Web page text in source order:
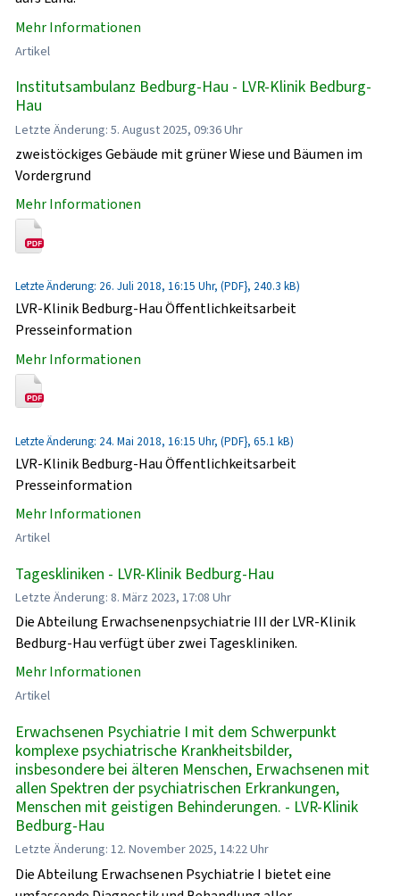
Mehr Informationen
Artikel
Institutsambulanz Bedburg-Hau - LVR-Klinik Bedburg-
Hau
Letzte Änderung: 5. August 2025, 09:36 Uhr
zweistöckiges Gebäude mit grüner Wiese und Bäumen im
Vordergrund
Mehr Informationen
Letzte Änderung: 26. Juli 2018, 16:15 Uhr, (PDF}, 240.3 kB)
LVR-Klinik Bedburg-Hau Öffentlichkeitsarbeit
Presseinformation
Mehr Informationen
Letzte Änderung: 24. Mai 2018, 16:15 Uhr, (PDF}, 65.1 kB)
LVR-Klinik Bedburg-Hau Öffentlichkeitsarbeit
Presseinformation
Mehr Informationen
Artikel
Tageskliniken - LVR-Klinik Bedburg-Hau
Letzte Änderung: 8. März 2023, 17:08 Uhr
Die Abteilung Erwachsenenpsychiatrie III der LVR-Klinik
Bedburg-Hau verfügt über zwei Tageskliniken.
Mehr Informationen
Artikel
Erwachsenen Psychiatrie I mit dem Schwerpunkt
komplexe psychiatrische Krankheitsbilder,
insbesondere bei älteren Menschen, Erwachsenen mit
allen Spektren der psychiatrischen Erkrankungen,
Menschen mit geistigen Behinderungen. - LVR-Klinik
Bedburg-Hau
Letzte Änderung: 12. November 2025, 14:22 Uhr
Die Abteilung Erwachsenen Psychiatrie I bietet eine